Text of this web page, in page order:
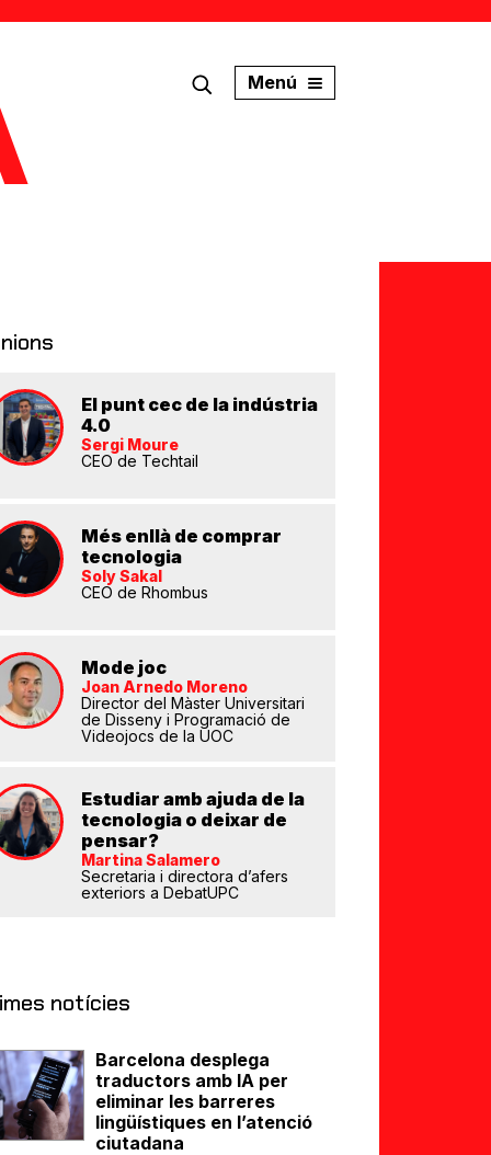
Menú
El punt cec de la indústria
4.0
Sergi Moure
CEO de Techtail
Més enllà de comprar
tecnologia
Soly Sakal
CEO de Rhombus
Mode joc
Joan Arnedo Moreno
Director del Màster Universitari
de Disseny i Programació de
Videojocs de la UOC
Estudiar amb ajuda de la
tecnologia o deixar de
pensar?
Martina Salamero
Secretaria i directora d’afers
exteriors a DebatUPC
notícies
Barcelona desplega
traductors amb IA per
eliminar les barreres
lingüístiques en l’atenció
ciutadana